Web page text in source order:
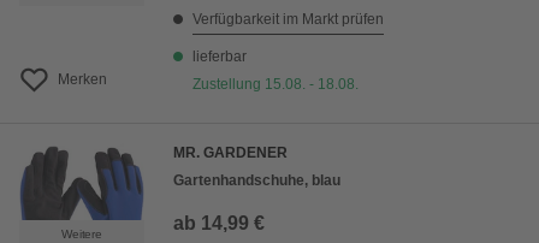
Merken
Verfügbarkeit im Markt prüfen
lieferbar
Zustellung 15.08. - 18.08.
Weitere
MR. GARDENER
Gartenhandschuhe, blau
ab 14,99 €